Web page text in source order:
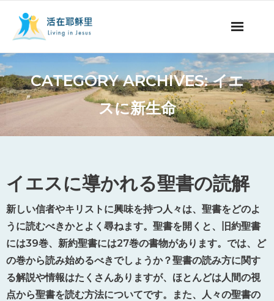
ミッションの紹介
聖書についての番組
聖書についての記事
献金について
他国の言語
CATEGORY ARCHIVES:イエ
スに新生命
イエスに導かれる聖書の読解
新しい信者やキリストに興味を持つ人々は、聖書をどのよ
うに読むべきかとよく尋ねます。聖書を開くと、旧約聖書
には39巻、新約聖書には27巻の書物があります。では、ど
の巻から読み始めるべきでしょうか？聖書の読み方に関す
る解説や情報はたくさんありますが、ほとんどは人間の視
点から聖書を読む方法についてです。また、人々の聖書の